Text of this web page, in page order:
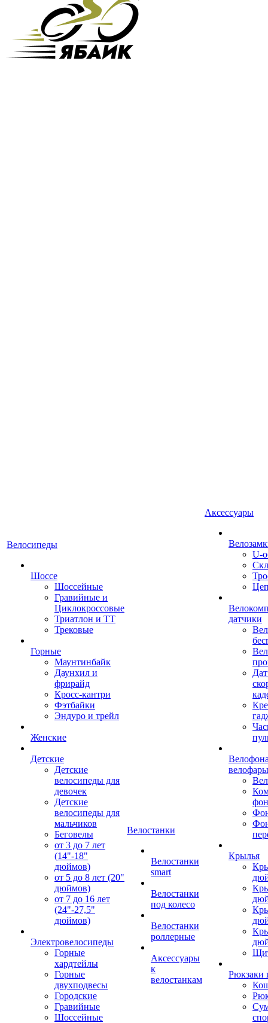
Велосипеды
Шоссе
Шоссейные
Гравийные и
Циклокроссовые
Триатлон и ТТ
Трековые
Горные
Маунтинбайк
Даунхил и
фрирайд
Кросс-кантри
Фэтбайки
Эндуро и трейл
Женские
Детские
Детские
велосипеды для
девочек
Детские
велосипеды для
мальчиков
Беговелы
от 3 до 7 лет
(14"-18"
дюймов)
от 5 до 8 лет (20"
дюймов)
от 7 до 16 лет
(24"-27,5"
дюймов)
Электровелосипеды
Горные
хардтейлы
Горные
двухподвесы
Городские
Гравийные
Шоссейные
Велостанки
Велостанки
smart
Велостанки
под колесо
Велостанки
роллерные
Аксессуары
к
велостанкам
Аксессуары
U-
датчики
велофары
Крылья
Рюкзаки